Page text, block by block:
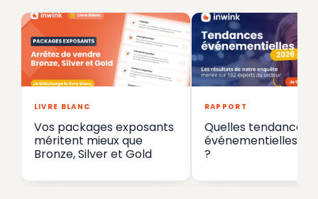
LIVRE BLANC
Vos packages exposants
méritent mieux que
Bronze, Silver et Gold
RAPPORT
Quelles tendances
événementielles en
?